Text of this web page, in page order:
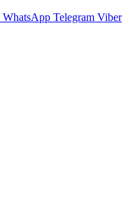
WhatsApp Telegram Viber